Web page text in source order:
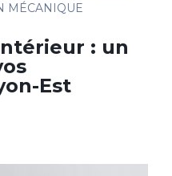
MÉCANIQUE
: un
Est